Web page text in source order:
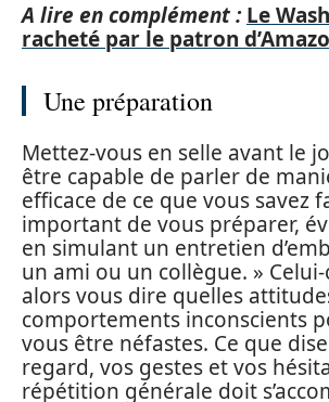
A lire en complément : Le
racheté par le patron
Une préparation
Mettez-vous en selle avant le
être capable de parler de
efficace de ce que vous savez
important de vous préparer,
en simulant un entretien
un ami ou un collègue. »
alors vous dire quelles
comportements inconscients
vous être néfastes. Ce que
regard, vos gestes et vos
répétition générale doit